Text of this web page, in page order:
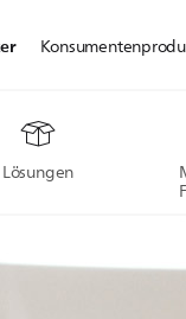
Lösungen